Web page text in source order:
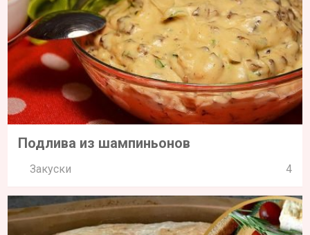
Подлива из шампиньонов
Закуски 4